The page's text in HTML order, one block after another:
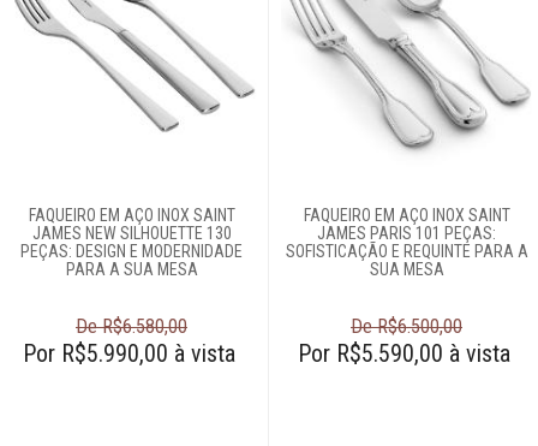
FAQUEIRO EM AÇO INOX SAINT
JAMES NEW SILHOUETTE 130
PEÇAS: DESIGN E MODERNIDADE
PARA A SUA MESA
De R$6.580,00
Por R$5.990,00 à vista
FAQUEIRO EM AÇO INOX SAINT
JAMES PARIS 101 PEÇAS:
SOFISTICAÇÃO E REQUINTE PARA A
SUA MESA
De R$6.500,00
Por R$5.590,00 à vista